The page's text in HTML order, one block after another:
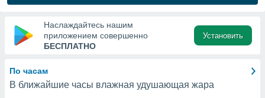
к этому
доступ
Наслаждайтесь нашим
приложением совершенно
БЕСПЛАТНО
Установить
По часам
В ближайшие часы влажная удушающая жара